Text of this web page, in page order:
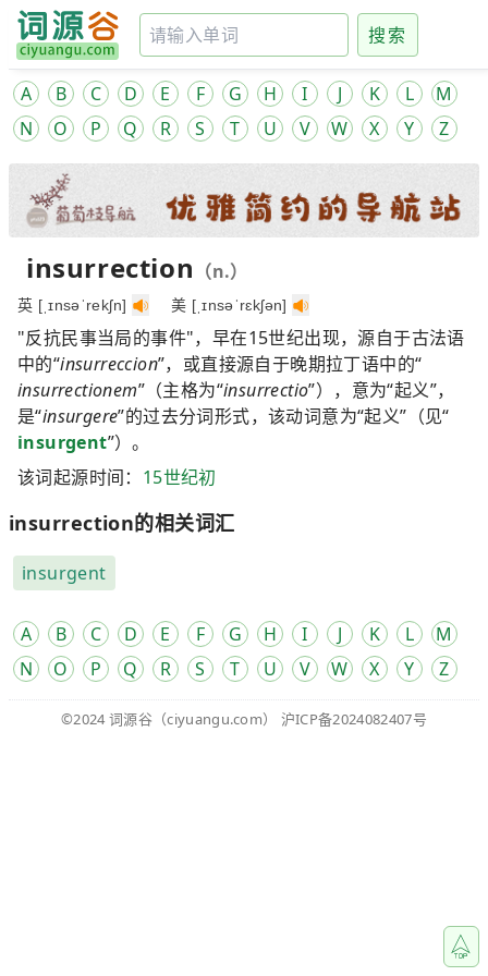
搜索
A B C D E F G H I J K L
M
N
O P Q R S T U V W X Y Z
insurrection （n.）
英 [ˌɪnsəˈrekʃn] 美 [ˌɪnsəˈrɛkʃən]
"反抗民事当局的事件"，早在15世纪出现，源自于古法语
中的“insurreccion”，或直接源自于晚期拉丁语中的“
insurrectionem”（主格为“insurrectio”），意为“起义”，
是“insurgere”的过去分词形式，该动词意为“起义”（见“
insurgent”）。
该词起源时间： 15世纪初
insurrection的相关词汇
insurgent
A B C D E F G H I J K L
M
N
O P Q R S T U V W X Y Z
©2024 词源谷 （ciyuangu.com） 沪ICP备2024082407号